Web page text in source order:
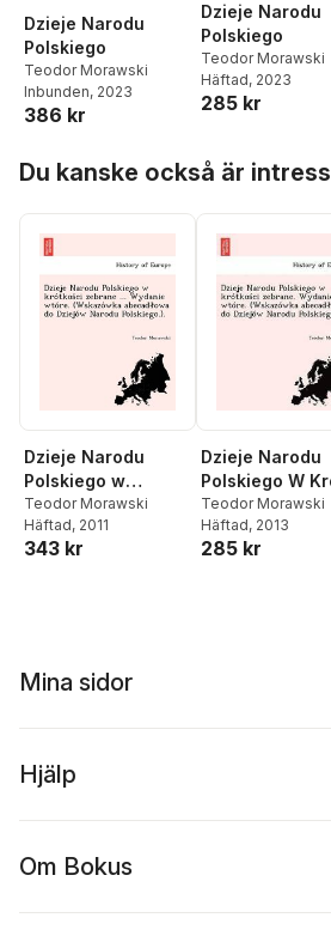
Dzieje Narodu
Polskiego
Teodor Morawski
Inbunden, 2023
386 kr
Dzieje Narodu
Polskiego
Teodor Morawski
Häftad, 2023
285 kr
Du kanske också är
Dzieje Narodu
Polskiego w
krótkości zebrane
... Wydanie wtóre.
(Wskazówka
Teodor Morawski
Häftad, 2011
343 kr
Dzieje Narodu
Polskiego W
CI Zebrane.
Wydanie Wtore.
(Wskazowka
Teodor Morawski
Häftad, 2013
285 kr
Mina sidor
Hjälp
Om Bokus